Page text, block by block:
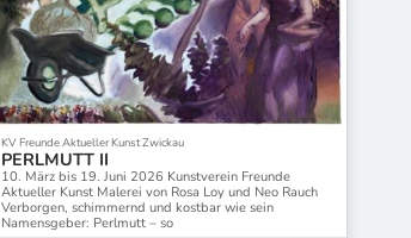
Museum Ettlingen
Neue Gesellschaft für bildende Kunst (nGbK)
Neuer Kunstverein Aschaffenburg
Podiu Kunst e. V. Schramberg
Q Galerie Schorndorf
Schirn Kunsthalle Frankfurt
Stadtmuseum Berlin
Temporary Gallery
Villa Heike Kunstverein Berlin
Worpsweder Museumsverbund
KV Freunde Aktueller Kunst Zwickau
PERLMUTT II
10. März bis 19. Juni 2026 Kunstverein Freunde
Aktueller Kunst Malerei von Rosa Loy und Neo Rauch
Verborgen, schimmernd und kostbar wie sein
Namensgeber: Perlmutt – so